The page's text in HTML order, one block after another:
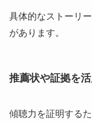
具体的なストーリ
があります。
推薦状や証拠を
傾聴力を証明する